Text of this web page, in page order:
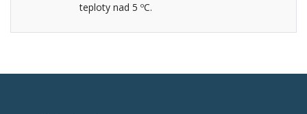
teploty nad 5 ºC.